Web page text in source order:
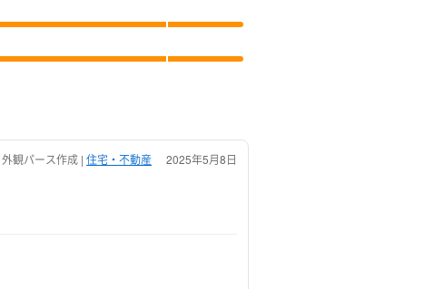
外観パース作成 | 住宅・不動産 2025年5月8日